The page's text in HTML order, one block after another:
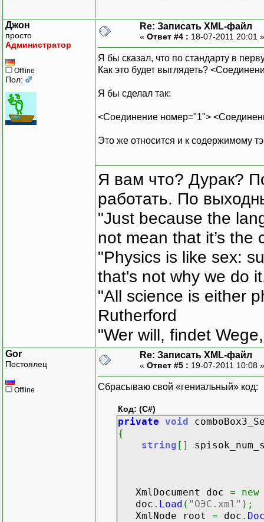
Джон
просто
Администратор
Offline
Пол:
Re: Записать XML-файл
« Ответ #4 : 18-07-2011 20:01
Я бы сказал, что по стандарту в
Как это будет выглядеть?
Я бы сделал так:
<Соединение номер="1">
Это же относится и к содержимому
Я вам что? Дурак?
работать. По
"Just because the
not mean that it’s the
"Physics is like sex:
that's not why we do
"All science is either
Rutherford
"Wer will, findet
Gor
Постоялец
Offline
Re: Записать XML-файл
« Ответ #5 : 19-07-2011 10:08
Сбрасываю свой «гениальный» код:
Код: (C#)
private void
{
string [ ]
XmlDocument doc = new
doc . Load ( "ОЭС.xml" ) ;
XmlNode root = doc .